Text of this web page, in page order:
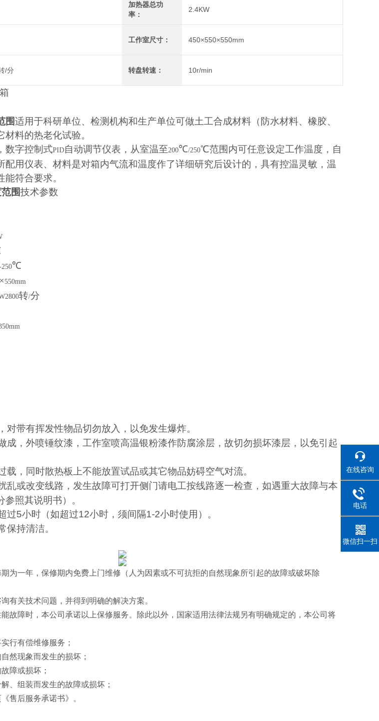
加热器总功
率：
2.4KW
工作室尺寸： 450×550×550mm
/分 转盘转速： 10r/min
围适用于科研单位、检测机构和生产单位可做土工合成材料（防水材料、橡胶、
料的热老化试验。
数字控制式PID自动调节仪表，从室温至200℃/250℃范围内可任意设定工作温度，自
配用仪表、材料是对箱内气流和温度作了详细研究后设计的，具有控温灵敏，温
符合要求。
围技术参数
250℃
×550mm
转/分
对带有挥发性物品切勿放入，以免发生爆炸。
成，外喷锤纹漆，工作室喷高温银粉漆作防腐涂层，故切勿损坏漆层，以免引起
载，同时散热板上不能放置试品或其它物品妨碍空气对流。
乱或改变线路，发生故障可打开侧门请电工按线路逐一检查，如遇重大故障与本
照其说明书）。
过5小时（如超过12小时，须间隔1-2小时使用）。
保持清洁。
期为一年，保修期内免费上门维修（人为因素或不可抗拒的自然现象所引起的故障或破坏除
有关技术问题，并得到明确的解决方案。
能故障时，本公司承诺以上保修服务。除此以外，国家适用法律法规另有明确规定的，本公司将
行有偿维修服务；
然现象而发生的损坏；
障或损坏；
、组装而发生的故障或损坏；
售后服务承诺书》。
在线咨询
电话
微信扫一扫